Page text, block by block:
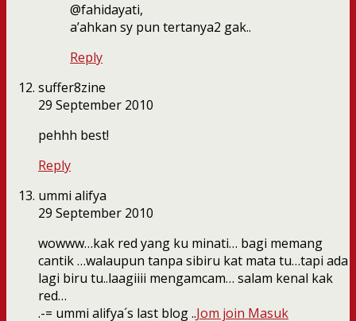
@fahidayati,
a’ahkan sy pun tertanya2 gak..
Reply
suffer8zine
29 September 2010
pehhh best!
Reply
ummi alifya
29 September 2010
wowww…kak red yang ku minati… bagi memang
cantik …walaupun tanpa sibiru kat mata tu…tapi ada
lagi biru tu..laagiiii mengamcam… salam kenal kak
red…
.-= ummi alifya´s last blog ..Jom join Masuk